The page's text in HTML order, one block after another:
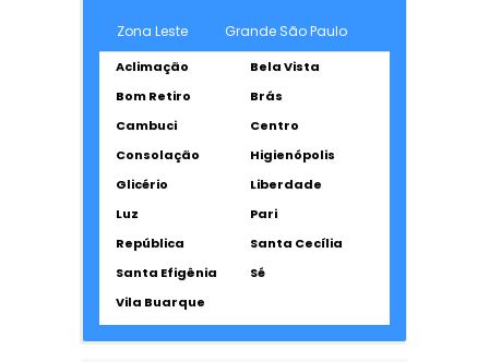
Zona Leste Grande São Paulo
Aclimação
Bela Vista
Bom Retiro
Brás
Cambuci
Centro
Consolação
Higienópolis
Glicério
Liberdade
Luz
Pari
República
Santa Cecília
Santa Efigênia
Sé
Vila Buarque